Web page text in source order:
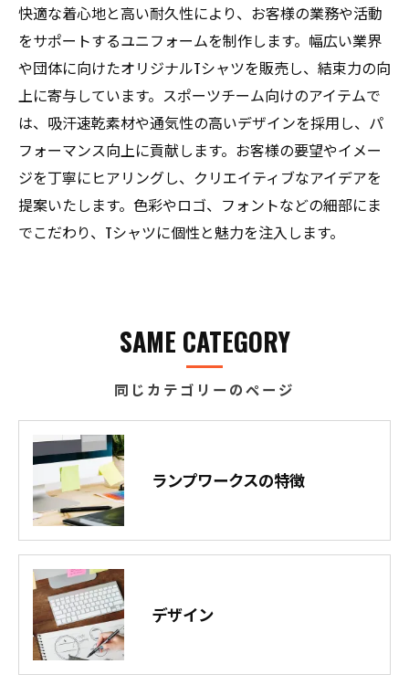
快適な着心地と高い耐久性により、お客様の業務や活動
をサポートするユニフォームを制作します。幅広い業界
や団体に向けたオリジナルTシャツを販売し、結束力の向
上に寄与しています。スポーツチーム向けのアイテムで
は、吸汗速乾素材や通気性の高いデザインを採用し、パ
フォーマンス向上に貢献します。お客様の要望やイメー
ジを丁寧にヒアリングし、クリエイティブなアイデアを
提案いたします。色彩やロゴ、フォントなどの細部にま
でこだわり、Tシャツに個性と魅力を注入します。
同じカテゴリーのページ
SAME CATEGORY
ランプワークスの特徴
デザイン